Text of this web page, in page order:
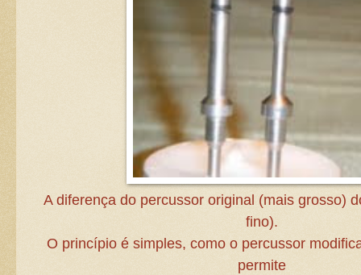
A diferença do percussor original (mais grosso)
fino).
O princípio é simples, como o percussor
permite